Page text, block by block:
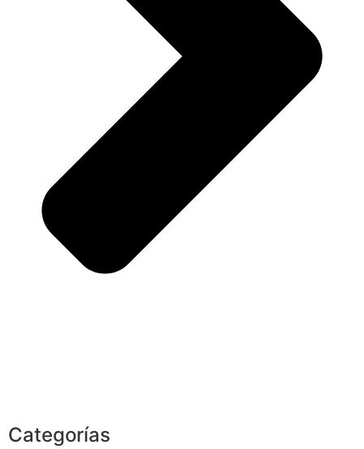
Categorías